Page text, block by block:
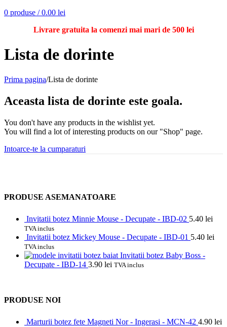
0 produse / 0.00 lei
Livrare gratuita la comenzi mai mari de 500 lei
Lista de dorinte
Prima pagina/Lista de dorinte
Aceasta lista de dorinte este goala.
You don't have any products in the wishlist yet.
You will find a lot of interesting products on our "Shop" page.
Intoarce-te la cumparaturi
PRODUSE ASEMANATOARE
Invitatii botez Minnie Mouse - Decupate - IBD-02 5.40 lei
TVA inclus
Invitatii botez Mickey Mouse - Decupate - IBD-01 5.40 lei
TVA inclus
Invitatii botez Baby Boss -
Decupate - IBD-14 3.90 lei TVA inclus
PRODUSE NOI
Marturii botez fete Magneti Nor - Ingerasi - MCN-42 4.90 lei